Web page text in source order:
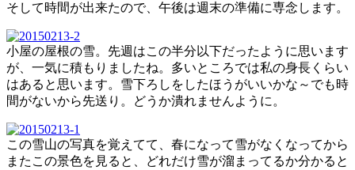
そして時間が出来たので、午後は週末の準備に専念します。
小屋の屋根の雪。先週はこの半分以下だったように思います
が、一気に積もりましたね。多いところでは私の身長くらい
はあると思います。雪下ろしをしたほうがいいかな～でも時
間がないから先送り。どうか潰れませんように。
この雪山の写真を覚えてて、春になって雪がなくなってから
またこの景色を見ると、どれだけ雪が溜まってるか分かると